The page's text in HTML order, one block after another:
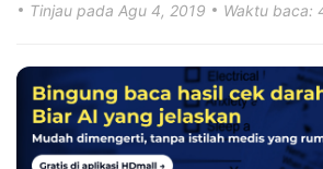
Tinjau pada Agu 4, 2019
Waktu baca: